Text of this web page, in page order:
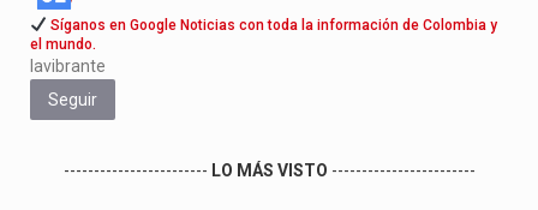
Síganos en Google Noticias con toda la información de Colombia y
el mundo.
lavibrante
Seguir
------------------------ LO MÁS VISTO ------------------------